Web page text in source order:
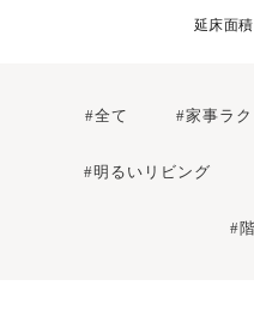
延床面積
#全て #家事ラク
#明るいリビング
#